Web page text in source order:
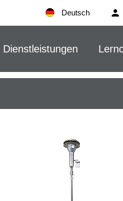
Deutsch
Dienstleistungen